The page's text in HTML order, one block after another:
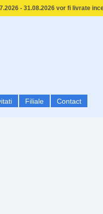
- 31.08.2026 vor fi livrate
Filiale Contact